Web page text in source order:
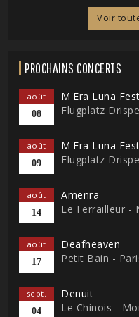
Voir
PROCHAINS CONCERTS
août
08
M'Era Luna
Flugplatz
août
09
M'Era Luna
Flugplatz
août
14
Amenra
Le Ferrailleur -
août
17
Deafheaven
Petit Bain -
sept.
04
Denuit
Le Chinois -